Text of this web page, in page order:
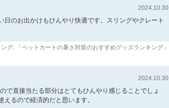
2024.10.30
のお出かけもひんやり快適です。スリングやクレート
グ: 「 ペットカートの暑さ対策のおすすめグッズランキング 」
2024.10.30
で直接当たる部分はとてもひんやり感じることでしょ
るので経済的だと思います。